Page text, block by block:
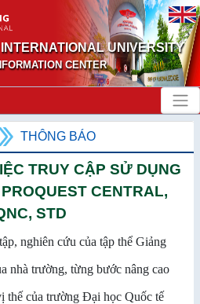
UNIVERSITY
CENTER
THÔNG BÁO
TRUY CẬP SỬ DỤNG
CENTRAL,
STD
nghiên cứu của tập thể Giảng
nhà trường, từng bước nâng cao
thế của trường Đại học Quốc tế